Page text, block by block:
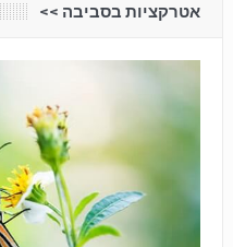
אטרקציות בסביבה <<